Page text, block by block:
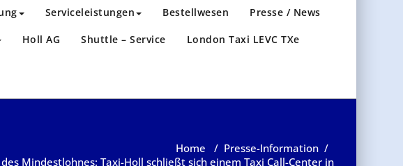
Serviceleistungen Bestellwesen Presse / News
Holl AG Shuttle – Service London Taxi LEVC TXe
Home / Presse-Information /
des Mindestlohnes: Taxi-Holl schließt sich einem Taxi Call-Center in